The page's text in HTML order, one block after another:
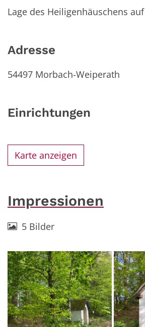
Lage des Heiligenhäuschens auf
Adresse
54497 Morbach-Weiperath
Einrichtungen
Karte anzeigen
Impressionen
5 Bilder